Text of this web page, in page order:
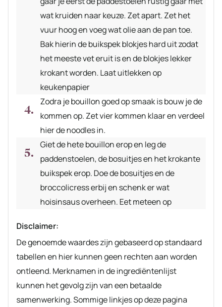
wat kruiden naar keuze. Zet apart. Zet het
vuur hoog en voeg wat olie aan de pan toe.
Bak hierin de buikspek blokjes hard uit zodat
het meeste vet eruit is en de blokjes lekker
krokant worden. Laat uitlekken op
keukenpapier
Zodra je bouillon goed op smaak is bouw je de
kommen op. Zet vier kommen klaar en verdeel
hier de noodles in.
Giet de hete bouillon erop en leg de
paddenstoelen, de bosuitjes en het krokante
buikspek erop. Doe de bosuitjes en de
broccolicress erbij en schenk er wat
hoisinsaus overheen. Eet meteen op
Disclaimer:
De genoemde waardes zijn gebaseerd op standaard
tabellen en hier kunnen geen rechten aan worden
ontleend. Merknamen in de ingrediëntenlijst
kunnen het gevolg zijn van een betaalde
samenwerking. Sommige linkjes op deze pagina